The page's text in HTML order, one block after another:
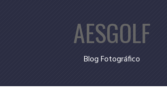
AESGOLF
Blog Fotográfico